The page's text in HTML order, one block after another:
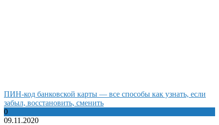
ПИН-код банковской карты — все способы как узнать, если
забыл, восстановить, сменить
0
09.11.2020